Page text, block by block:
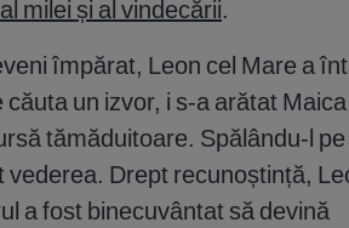
milei și al vindecării.
împărat, Leon cel Mare a
un izvor, i s-a arătat Maica
tămăduitoare. Spălându-l
Drept recunoștință,
a fost binecuvântat să devină